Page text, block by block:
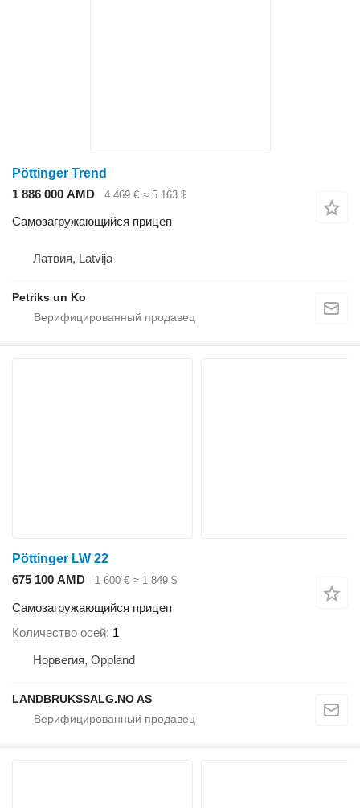
Pöttinger Trend
1 886 000 AMD
4 469 € ≈ 5 163 $
Самозагружающийся прицеп
Латвия, Latvija
Petriks un Ko
Pöttinger LW 22
675 100 AMD
1 600 € ≈ 1 849 $
Самозагружающийся прицеп
Количество осей 1
Норвегия, Oppland
LANDBRUKSSALG.NO AS